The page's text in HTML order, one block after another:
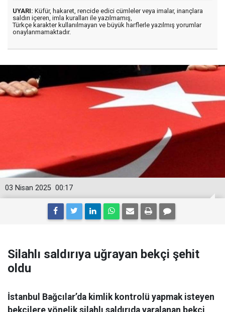
UYARI: Küfür, hakaret, rencide edici cümleler veya imalar, inançlara
saldırı içeren, imla kuralları ile yazılmamış,
Türkçe karakter kullanılmayan ve büyük harflerle yazılmış yorumlar
onaylanmamaktadır.
00:17
03 Nisan 2025
Silahlı saldırıya uğrayan bekçi şehit
oldu
İstanbul Bağcılar’da kimlik kontrolü yapmak isteyen